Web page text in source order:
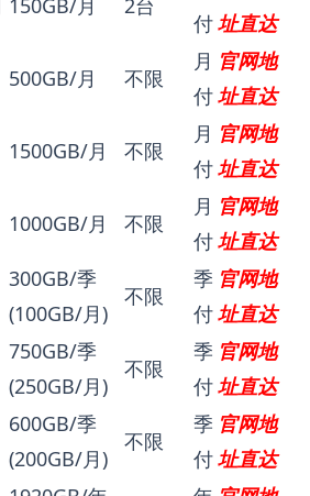
150GB/月 2台
付址直达
500GB/月 不限
月
付
官网地
址直达
1500GB/月 不限
月
付
官网地
址直达
1000GB/月 不限
月
付
官网地
址直达
300GB/季
(100GB/月)
不限
季
付
官网地
址直达
750GB/季
(250GB/月)
不限
季
付
官网地
址直达
600GB/季
(200GB/月)
不限
季
付
官网地
址直达